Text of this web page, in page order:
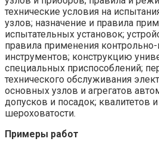
технические условия на
узлов; назначение и правила
испытательных установок;
правила применения
инструментов; конструкцию
специальных приспособлений;
технического обслуживания
основных узлов и агрегатов
допусков и посадок; квалитетов
шероховатости.
Примеры работ